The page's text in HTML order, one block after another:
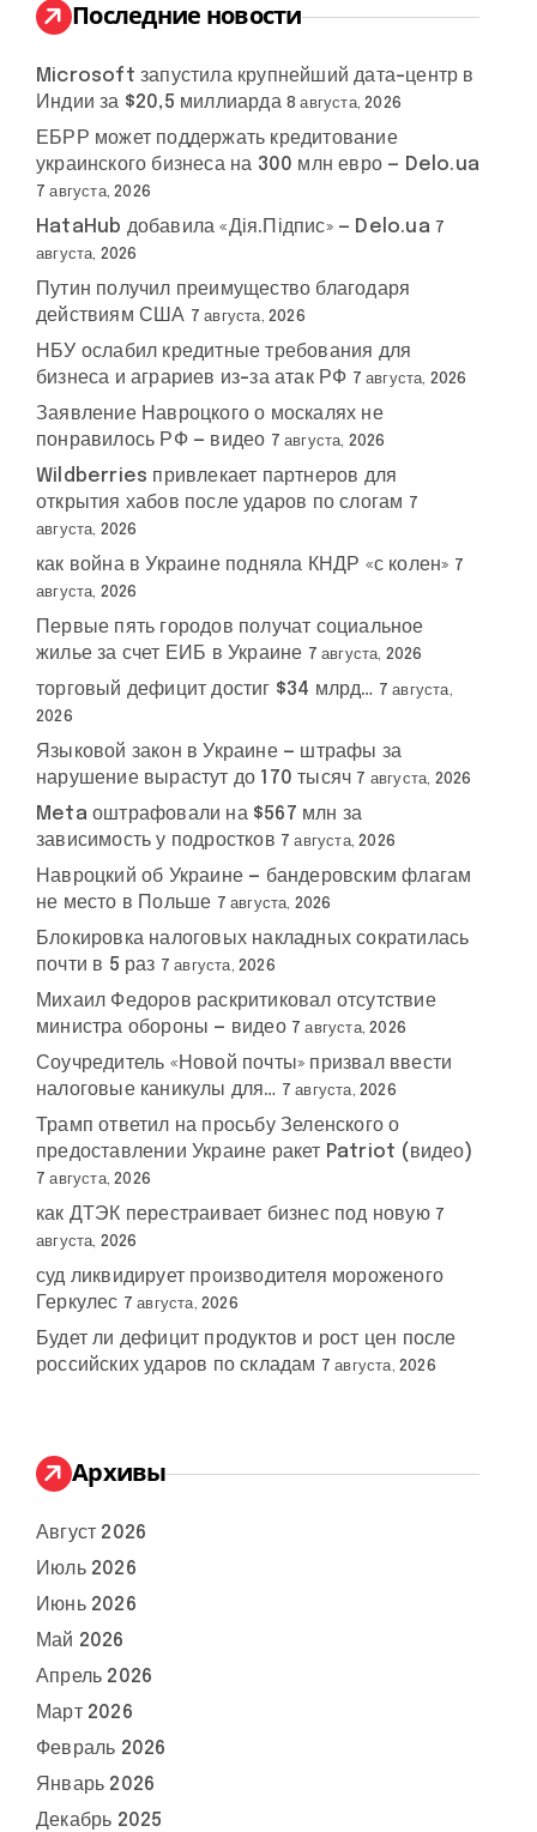
:
Последние новости
Microsoft запустила крупнейший дата-центр в
Индии за $20,5 миллиарда 8 августа, 2026
ЕБРР может поддержать кредитование
украинского бизнеса на 300 млн евро — Delo.ua
7 августа, 2026
HataHub добавила «Дія.Підпис» — Delo.ua 7
августа, 2026
Путин получил преимущество благодаря
действиям США 7 августа, 2026
НБУ ослабил кредитные требования для
бизнеса и аграриев из-за атак РФ 7 августа, 2026
Заявление Навроцкого о москалях не
понравилось РФ — видео 7 августа, 2026
Wildberries привлекает партнеров для
открытия хабов после ударов по слогам 7
августа, 2026
как война в Украине подняла КНДР «с колен» 7
августа, 2026
Первые пять городов получат социальное
жилье за счет ЕИБ в Украине 7 августа, 2026
торговый дефицит достиг $34 млрд… 7 августа,
2026
Языковой закон в Украине — штрафы за
нарушение вырастут до 170 тысяч 7 августа, 2026
Meta оштрафовали на $567 млн за
зависимость у подростков 7 августа, 2026
Навроцкий об Украине — бандеровским флагам
не место в Польше 7 августа, 2026
Блокировка налоговых накладных сократилась
почти в 5 раз 7 августа, 2026
Михаил Федоров раскритиковал отсутствие
министра обороны — видео 7 августа, 2026
Соучредитель «Новой почты» призвал ввести
налоговые каникулы для… 7 августа, 2026
Трамп ответил на просьбу Зеленского о
предоставлении Украине ракет Patriot (видео)
7 августа, 2026
как ДТЭК перестраивает бизнес под новую 7
августа, 2026
суд ликвидирует производителя мороженого
Геркулес 7 августа, 2026
Будет ли дефицит продуктов и рост цен после
российских ударов по складам 7 августа, 2026
Архивы
Август 2026
Июль 2026
Июнь 2026
Май 2026
Апрель 2026
Март 2026
Февраль 2026
Январь 2026
Декабрь 2025